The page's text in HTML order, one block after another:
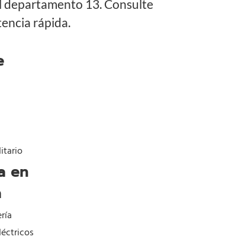
departamento 13. Consulte
rápida.
en